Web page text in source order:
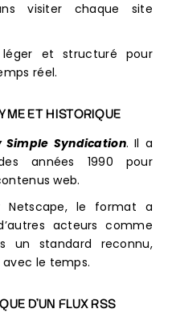
visiter chaque site
léger et structuré pour
réel.
ET HISTORIQUE
Simple Syndication. Il a
années 1990 pour
web.
Netscape, le format a
acteurs comme
un standard reconnu,
le temps.
D’UN FLUX RSS